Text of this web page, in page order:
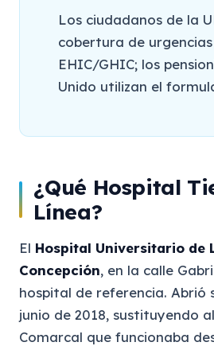
Los ciudadanos de la
cobertura de
EHIC/GHIC; los
Unido utilizan el
¿Qué Hospital
Línea?
El Hospital Universitario de
Concepción, en la calle
hospital de referencia. Abrió
junio de 2018, sustituyendo
Comarcal que funcionaba